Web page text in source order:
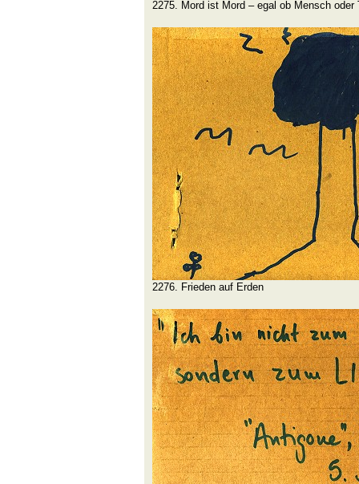
2275. Mord ist Mord – egal ob Mensch oder
2276. Frieden auf Erden